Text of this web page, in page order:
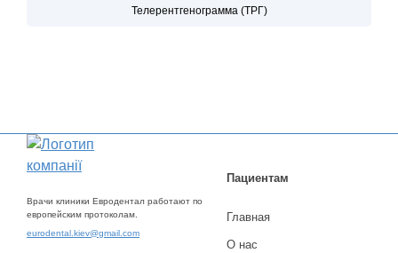
Телерентгенограмма (ТРГ)
Врачи клиники Евродентал работают по
европейским протоколам.
eurodental.kiev@gmail.com
Пациентам
Главная
О нас